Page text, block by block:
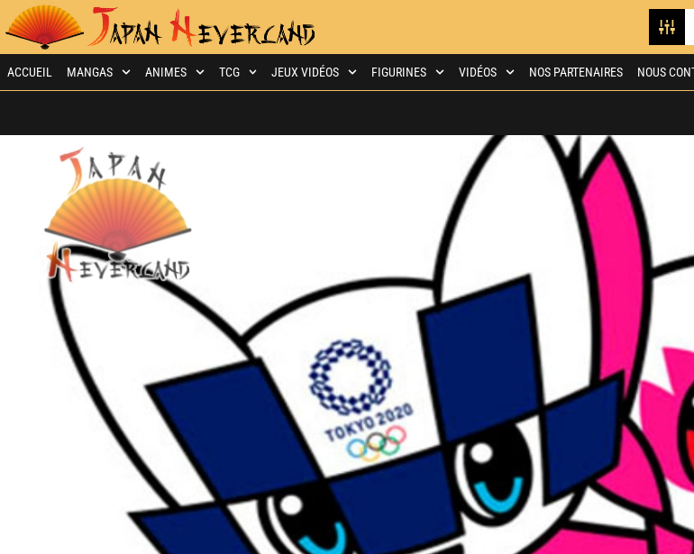
ACCUEIL MANGAS ANIMES TCG JEUX VIDÉOS FIGURINES VIDÉOS NOS PARTENAIRES NOUS